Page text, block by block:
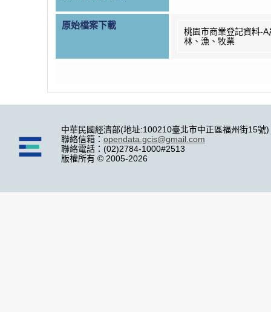
原始檔案下載
桃園市商業登記資料-A
林、漁、牧業
中華民國經濟部(地址:100210臺北市中正區福州街15號)
聯絡信箱： opendata.gcis@gmail.com
聯絡電話：(02)2784-1000#2513
版權所有 © 2005-2026